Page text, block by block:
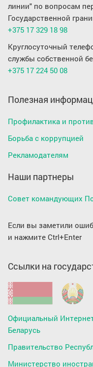
линии" по вопросам
Государственной
+375 17 329 18 98
Круглосуточный
службы собственной
+375 17 224 50 08
Полезная
Профилактика и
Борьба с коррупцией
Рекламодателям
Наши партнеры
Совет командующих
Если вы заметили
и нажмите Ctrl+Enter
Ссылки на
Официальный
Беларусь
Правительство
Министерство